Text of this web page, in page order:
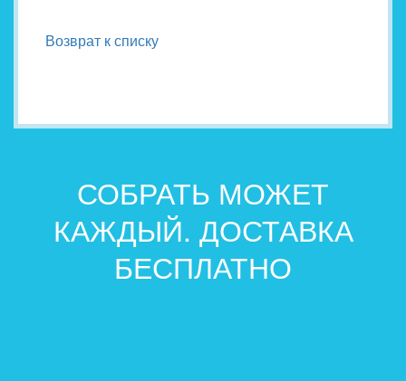
Возврат к списку
СОБРАТЬ МОЖЕТ
КАЖДЫЙ. ДОСТАВКА
БЕСПЛАТНО